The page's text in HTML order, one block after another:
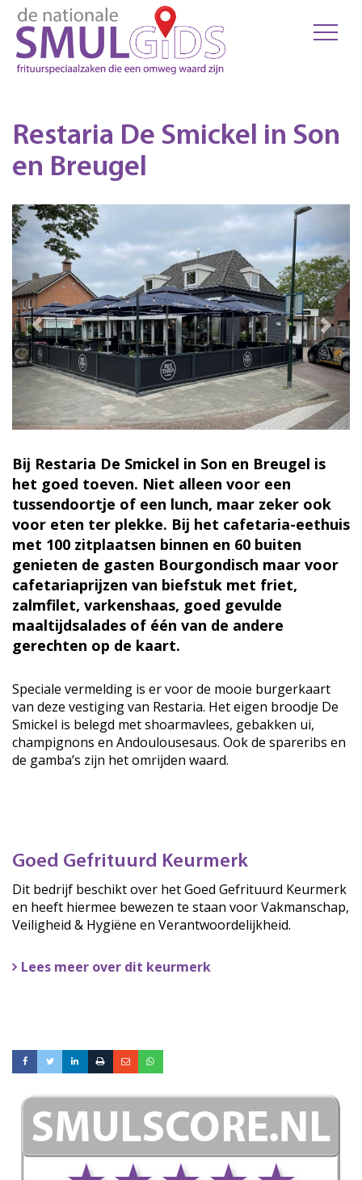
Restaria De Smickel in Son
en Breugel
Bij Restaria De Smickel in Son en Breugel is
het goed toeven. Niet alleen voor een
tussendoortje of een lunch, maar zeker ook
voor eten ter plekke. Bij het cafetaria-eethuis
met 100 zitplaatsen binnen en 60 buiten
genieten de gasten Bourgondisch maar voor
cafetariaprijzen van biefstuk met friet,
zalmfilet, varkenshaas, goed gevulde
maaltijdsalades of één van de andere
gerechten op de kaart.
Speciale vermelding is er voor de mooie burgerkaart
van deze vestiging van Restaria. Het eigen broodje De
Smickel is belegd met shoarmavlees, gebakken ui,
champignons en Andoulousesaus. Ook de spareribs en
de gamba’s zijn het omrijden waard.
Goed Gefrituurd Keurmerk
Dit bedrijf beschikt over het Goed Gefrituurd Keurmerk
en heeft hiermee bewezen te staan voor Vakmanschap,
Veiligheid & Hygiëne en Verantwoordelijkheid.
Lees meer over dit keurmerk